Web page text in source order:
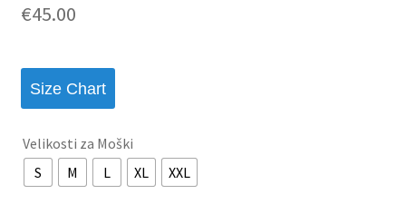
€45.00
Size Chart
Velikosti za Moški
S
M L XL XXL